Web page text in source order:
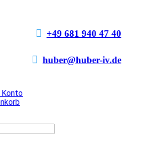
 +49 681 940 47 40
 huber@huber-iv.de
Konto